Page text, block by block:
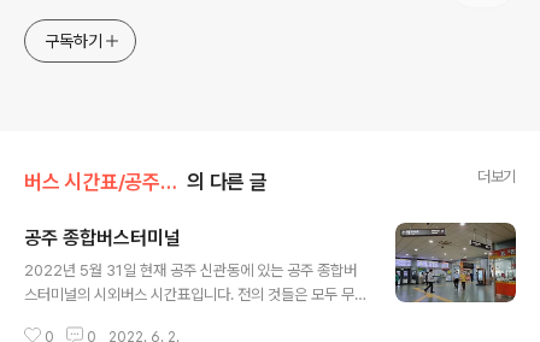
구독하기
버스 시간표/공주시외버스시간표 의 다른 글 더보기
공주 종합버스터미널
2022년 5월 31일 현재 공주 신관동에 있는 공주 종합버
스터미널의 시외버스 시간표입니다. 전의 것들은 모두 무
0 0 2022. 6. 2.